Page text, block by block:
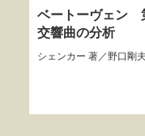
ベートーヴェン
交響曲の分析
シェンカー 著／野口剛夫